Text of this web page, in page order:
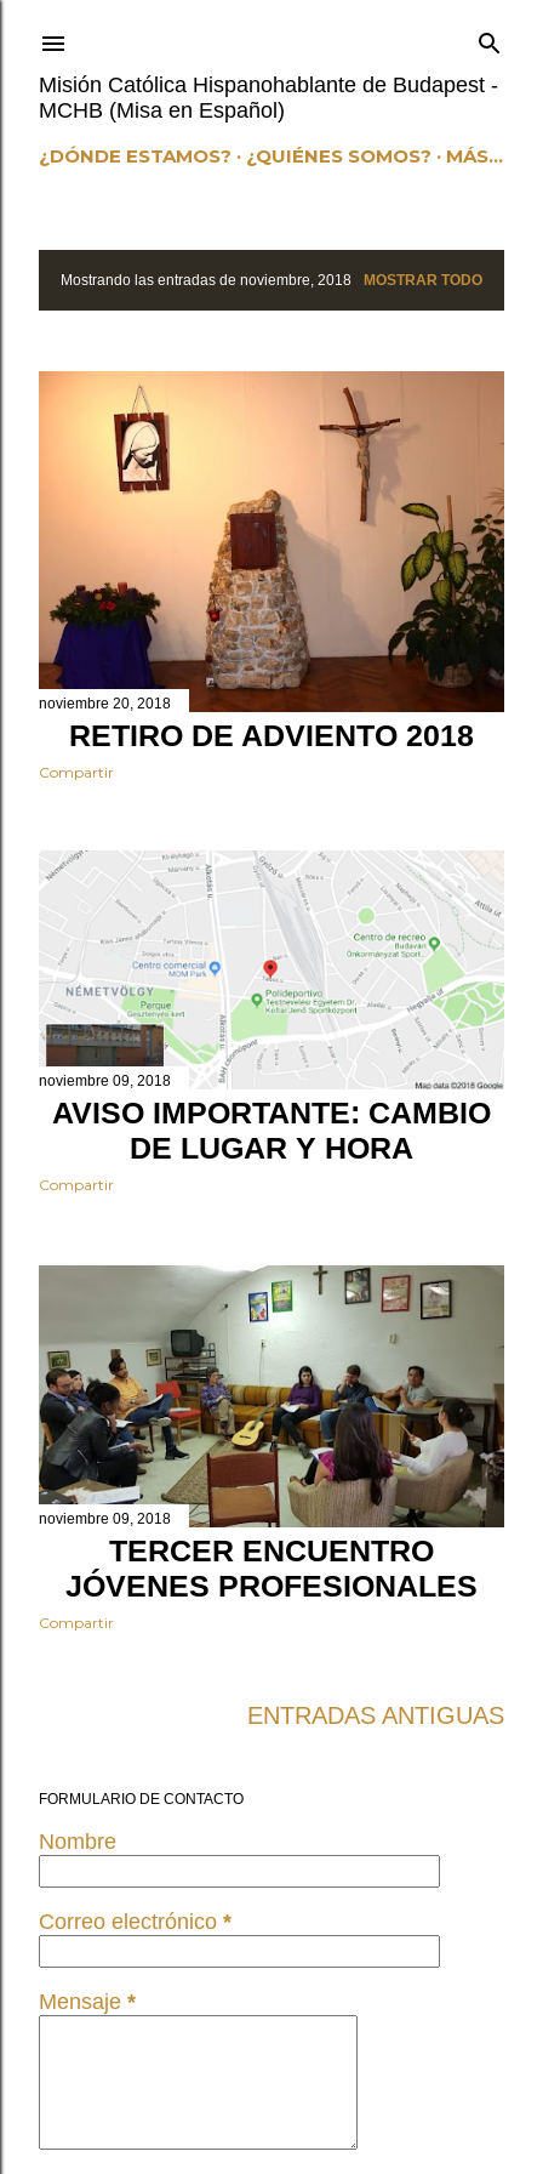
Misión Católica Hispanohablante de Budapest -
MCHB (Misa en Español)
¿DÓNDE ESTAMOS? ¿QUIÉNES SOMOS? MÁS…
t
Mostrando las entradas de noviembre, 2018 MOSTRAR TODO
noviembre 20, 2018
RETIRO DE ADVIENTO 2018
Compartir
noviembre 09, 2018
AVISO IMPORTANTE: CAMBIO
DE LUGAR Y HORA
Compartir
noviembre 09, 2018
TERCER ENCUENTRO
JÓVENES PROFESIONALES
Compartir
ENTRADAS ANTIGUAS
FORMULARIO DE CONTACTO
Nombre
Correo electrónico *
Mensaje *